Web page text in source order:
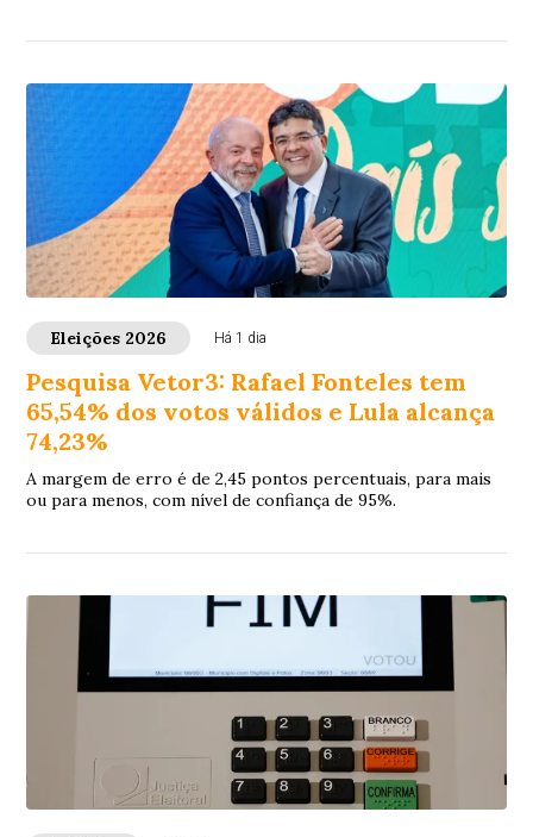
Eleições 2026 Há 1 dia
Pesquisa Vetor3: Rafael Fonteles tem
65,54% dos votos válidos e Lula alcança
74,23%
A margem de erro é de 2,45 pontos percentuais, para mais
ou para menos, com nível de confiança de 95%.